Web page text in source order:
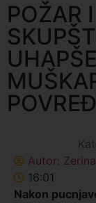
POŽAR
Autor:
16:01
Nakon